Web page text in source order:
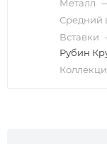
Металл
Средний
Вставки
Рубин